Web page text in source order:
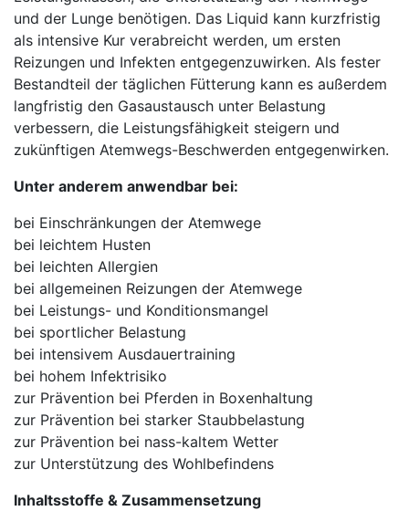
und der Lunge benötigen. Das Liquid kann kurzfristig
als intensive Kur verabreicht werden, um ersten
Reizungen und Infekten entgegenzuwirken. Als fester
Bestandteil der täglichen Fütterung kann es außerdem
langfristig den Gasaustausch unter Belastung
verbessern, die Leistungsfähigkeit steigern und
zukünftigen Atemwegs-Beschwerden entgegenwirken.
Unter anderem anwendbar bei:
bei Einschränkungen der Atemwege
bei leichtem Husten
bei leichten Allergien
bei allgemeinen Reizungen der Atemwege
bei Leistungs- und Konditionsmangel
bei sportlicher Belastung
bei intensivem Ausdauertraining
bei hohem Infektrisiko
zur Prävention bei Pferden in Boxenhaltung
zur Prävention bei starker Staubbelastung
zur Prävention bei nass-kaltem Wetter
zur Unterstützung des Wohlbefindens
Inhaltsstoffe & Zusammensetzung